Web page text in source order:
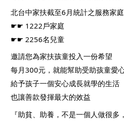
北台中家扶截至6月統計之服務家庭
☛☛ 1222戶家庭
☛☛ 2256名兒童
邀請您為家扶孩童投入一份希望
每月300元，就能幫助受助孩童愛
給予孩子一個安心成長就學的生活
也讓善款發揮最大的效益
『助貧、助養，不是一個人做很多